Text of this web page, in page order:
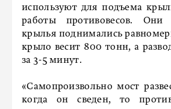
используют для подъема
работы противовесов.
крылья поднимались
крыло весит 800 тонн, а
за 3-5 минут.
«Самопроизвольно мост
когда он сведен, то